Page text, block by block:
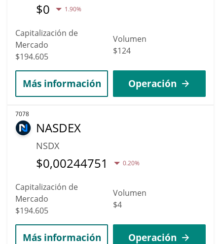
$0 1.90%
Capitalización de
Mercado
$194.605
Volumen
$124
Más información Operación
7078
NASDEX
NSDX
$0,00244751 0.20%
Capitalización de
Mercado
$194.605
Volumen
$4
Más información Operación